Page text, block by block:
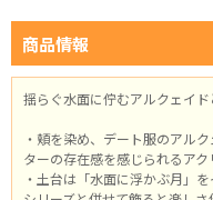
商品情報
揺らぐ水面に佇むアルクェイド
・頬を染め、デート服のアル
ターの存在感を感じられるアク
・土台は「水面に浮かぶ月」